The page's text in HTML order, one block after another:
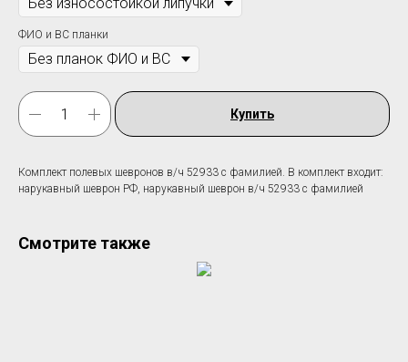
ФИО и ВС планки
Купить
Комплект полевых шевронов в/ч 52933 c фамилией. В комплект входит:
нарукавный шеврон РФ, нарукавный шеврон в/ч 52933 c фамилией
Смотрите также